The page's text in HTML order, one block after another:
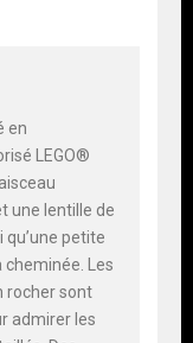
en
LEGO®
une lentille de
qu’une petite
Les
rocher sont
admirer les